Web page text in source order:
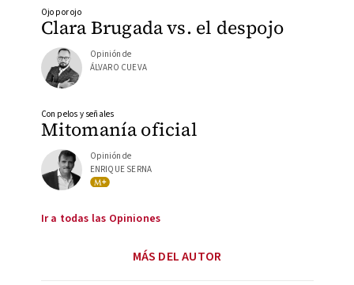
Clara Brugada vs. el despojo
Ojo por ojo
Opinión de
ÁLVARO CUEVA
Mitomanía oficial
Con pelos y señales
Opinión de
ENRIQUE SERNA
Ir a todas las Opiniones
MÁS DEL AUTOR